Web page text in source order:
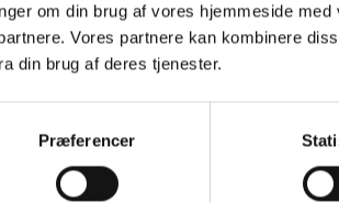
om din brug af vores hjemmeside
Vores partnere kan kombinere
din brug af deres tjenester.
Præferencer
Vi stræber efter at opbygge en tæt og ærlig
spørgsmål, så du er velinformeret om, hvad der
det er for vores kunder, at arbejdet bliver
ubehagelige overraskelser – kun god service